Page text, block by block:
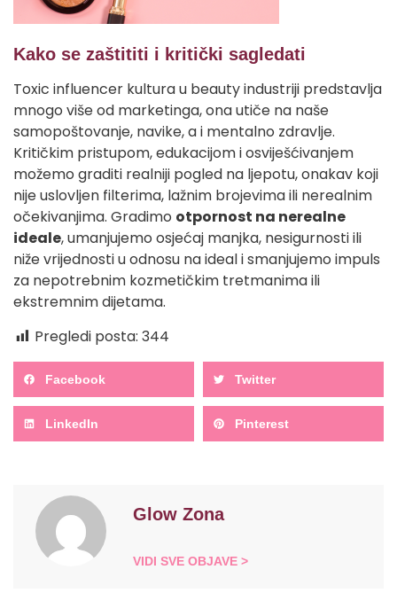
Kako se zaštititi i kritički sagledati
Toxic influencer kultura u beauty industriji predstavlja
mnogo više od marketinga, ona utiče na naše
samopoštovanje, navike, a i mentalno zdravlje.
Kritičkim pristupom, edukacijom i osviješćivanjem
možemo graditi realniji pogled na ljepotu, onakav koji
nije uslovljen filterima, lažnim brojevima ili nerealnim
očekivanjima. Gradimo otpornost na nerealne
ideale, umanjujemo osjećaj manjka, nesigurnosti ili
niže vrijednosti u odnosu na ideal i smanjujemo impuls
za nepotrebnim kozmetičkim tretmanima ili
ekstremnim dijetama.
Pregledi posta: 344
Facebook Twitter
LinkedIn Pinterest
Glow Zona
VIDI SVE OBJAVE >